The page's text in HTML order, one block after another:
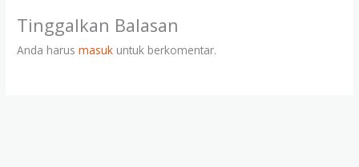
Tinggalkan Balasan
Anda harusmasuk untuk berkomentar.